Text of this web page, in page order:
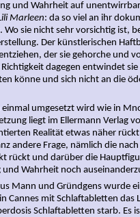
und Wahrheit auf
Marleen: da so viel an ihr
sie nicht sehr vorsichtig ist,
Der künstlerischen
der sie gehorche und
dagegen entwindet
könne und sich nicht an die
umgesetzt wird wie in
liegt im Ellermann Verlag
Realität etwas näher
andere Frage, nämlich die
und darüber die
Wahrheit noch
und Gründgens wurde
Cannes mit Schlaftabletten das
Schlaftabletten starb. Es